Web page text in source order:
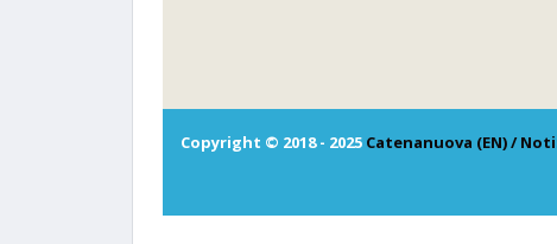
Copyright © 2018 - 2025 Catenanuova (EN) /